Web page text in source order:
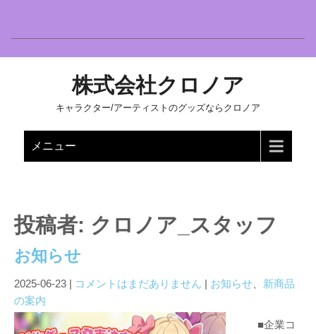
株式会社クロノア
キャラクター/アーティストのグッズならクロノア
メニュー
投稿者: クロノア_スタッフ
お知らせ
2025-06-23 | コメントはまだありません | お知らせ
新商品
の案内
■企業コ